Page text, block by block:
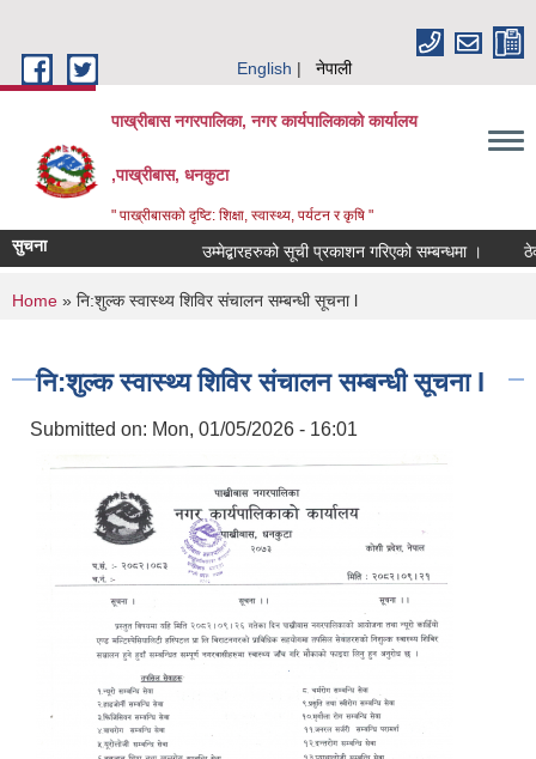
English नेपाली
पाख्रीबास नगरपालिका, नगर कार्यपालिकाको कार्यालय
,पाख्रीबास, धनकुटा
" पाख्रीबासको दृष्टि: शिक्षा, स्वास्थ्य, पर्यटन र कृषि "
सुचना उम्मेद्बारहरुको सूची प्रकाशन गरिएको सम्बन्धमा ।
You are here
Home » नि:शुल्क स्वास्थ्य शिविर संचालन सम्बन्धी सूचना l
नि:शुल्क स्वास्थ्य शिविर संचालन सम्बन्धी सूचना l
Submitted on: Mon, 01/05/2026 - 16:01